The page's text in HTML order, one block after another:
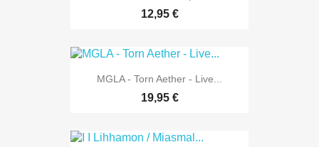
12,95 €
MGLA - Torn Aether - Live...
19,95 €